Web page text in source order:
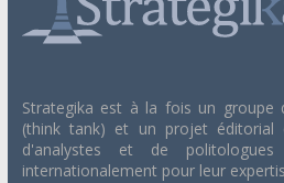
Strategika est à la fois un groupe
(think tank) et un projet éditorial
d'analystes et de politologues
internationalement pour leur